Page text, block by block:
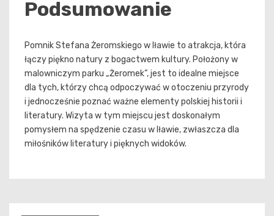
Podsumowanie
Pomnik Stefana Żeromskiego w Iławie to atrakcja, która
łączy piękno natury z bogactwem kultury. Położony w
malowniczym parku „Żeromek”, jest to idealne miejsce
dla tych, którzy chcą odpoczywać w otoczeniu przyrody
i jednocześnie poznać ważne elementy polskiej historii i
literatury. Wizyta w tym miejscu jest doskonałym
pomysłem na spędzenie czasu w Iławie, zwłaszcza dla
miłośników literatury i pięknych widoków.